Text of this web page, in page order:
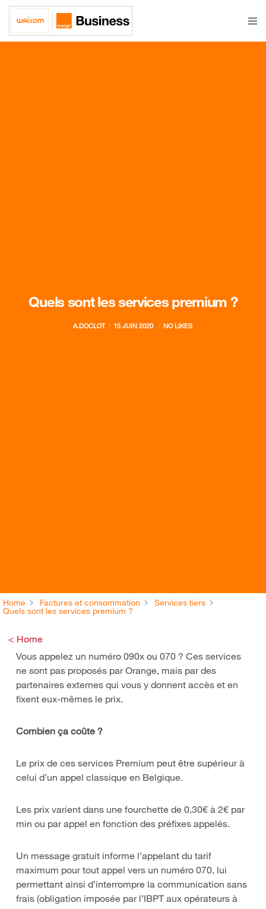
Quels sont les services premium ?
A.DOCLOT 15 JUIN 2020 NO LIKES
Home Factures et consommation
Services tiers
Quels sont les services premium ?
< Home
Vous appelez un numéro 090x ou 070 ? Ces services
ne sont pas proposés par Orange, mais par des
partenaires externes qui vous y donnent accès et en
fixent eux-mêmes le prix.
Combien ça coûte ?
Le prix de ces services Premium peut être supérieur à
celui d’un appel classique en Belgique.
Les prix varient dans une fourchette de 0,30€ à 2€ par
min ou par appel en fonction des préfixes appelés.
Un message gratuit informe l’appelant du tarif
maximum pour tout appel vers un numéro 070, lui
permettant ainsi d’interrompre la communication sans
frais (obligation imposée par l’IBPT aux opérateurs à